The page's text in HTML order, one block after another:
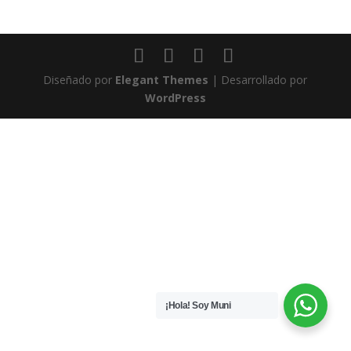
Diseñado por Elegant Themes | Desarrollado por
WordPress
¡Hola! Soy Muni